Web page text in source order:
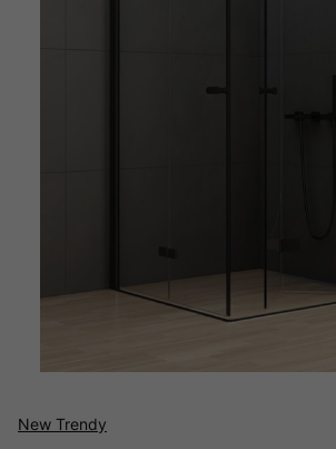
New Trendy